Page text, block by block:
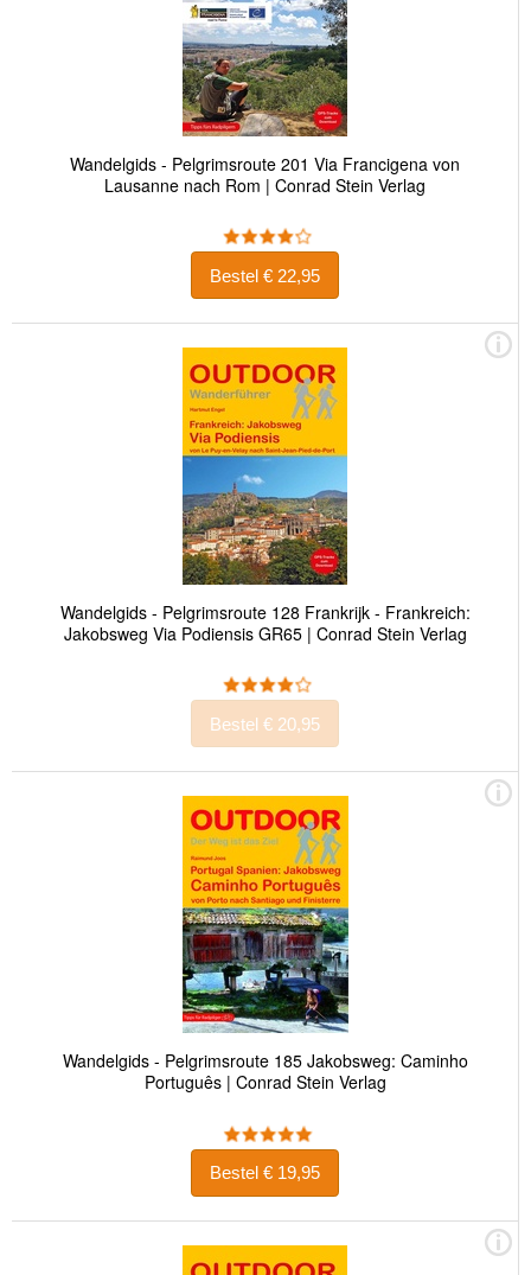
Wandelgids - Pelgrimsroute 201 Via Francigena von
Lausanne nach Rom | Conrad Stein Verlag
Bestel € 22,95
Wandelgids - Pelgrimsroute 128 Frankrijk - Frankreich:
Jakobsweg Via Podiensis GR65 | Conrad Stein Verlag
Bestel € 20,95
Wandelgids - Pelgrimsroute 185 Jakobsweg: Caminho
Português | Conrad Stein Verlag
Bestel € 19,95